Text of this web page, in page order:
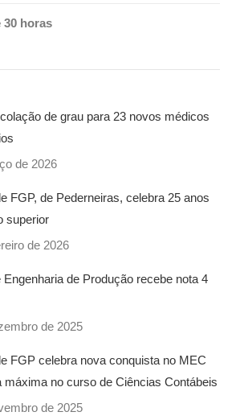
30 horas
de grau para 23 novos médicos
de 2026
FGP, de Pederneiras, celebra 25 anos
superior
de 2026
Engenharia de Produção recebe nota 4
de 2025
FGP celebra nova conquista no MEC
máxima no curso de Ciências Contábeis
de 2025